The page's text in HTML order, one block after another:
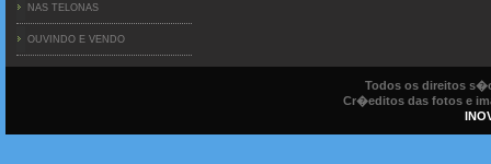
NAS TELONAS
OUVINDO E VENDO
Todos os direitos
Cr�editos das fotos e